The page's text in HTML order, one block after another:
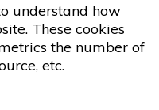
understand how
These cookies
the number of
etc.